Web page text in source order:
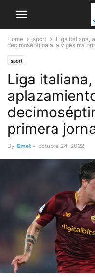
Home sport
Liga italiana,
decimoséptima a la vigésima
sport
Liga
primera
By Emet - octubre 24, 2022